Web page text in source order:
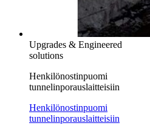
Upgrades & Engineered
solutions
Henkilönostinpuomi
tunnelinporauslaitteisiin
Henkilönostinpuomi
tunnelinporauslaitteisiin